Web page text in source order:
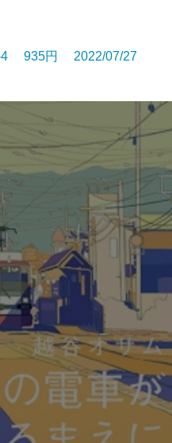
4 935円 2022/07/27